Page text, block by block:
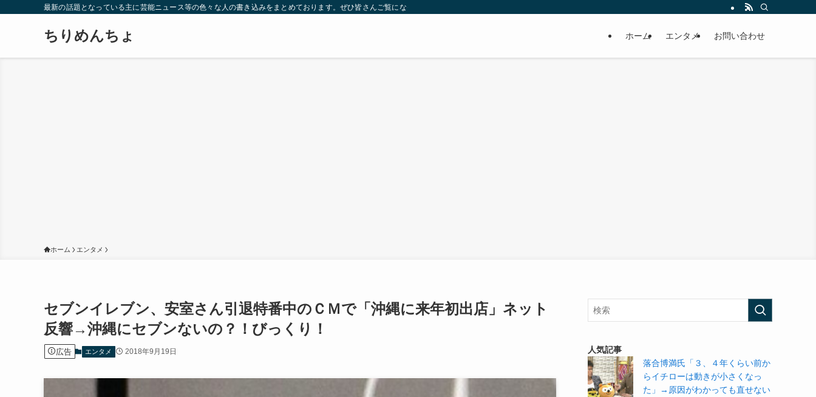
最新の話題となっている主に芸能ニュース等の色々な人の書き込みをまとめております。ぜひ皆さんご覧になっていってください。
ちりめんちょ ホーム エンタメ お問い合わせ
ホーム エンタメ
セブンイレブン、安室さん引退特番中のＣＭで「沖縄に来年初出店」ネット
反響→沖縄にセブンないの？！びっくり！
広告 エンタメ 2018年9月19日
人気記事
落合博満氏「３、４年くらい前か
らイチローは動きが小さくなっ
た」→原因がわかっても直せない